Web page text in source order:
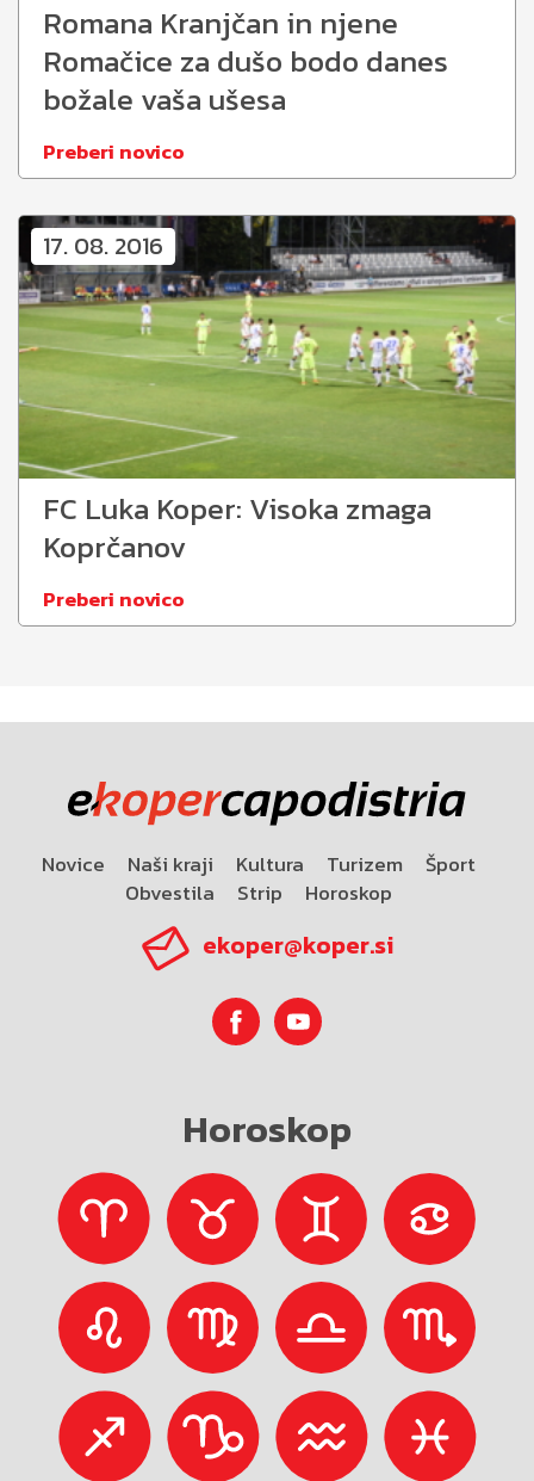
Romana Kranjčan in njene
Romačice za dušo bodo danes
božale vaša ušesa
Preberi novico
17. 08. 2016
FC Luka Koper: Visoka zmaga
Koprčanov
Preberi novico
Novice Naši kraji Kultura Turizem
Šport
Obvestila
Strip Horoskop
ekoper@koper.si
Horoskop